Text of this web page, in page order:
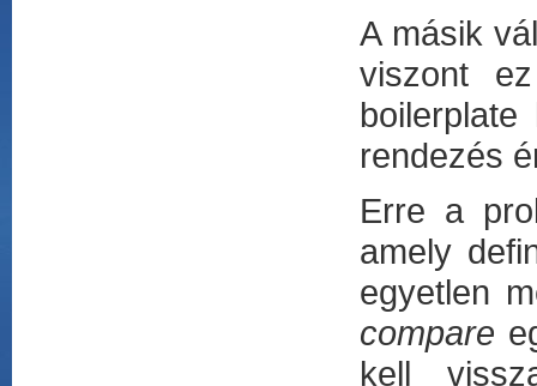
A másik
viszont
rendezés
Erre a
amely
egyetlen
compare
kell